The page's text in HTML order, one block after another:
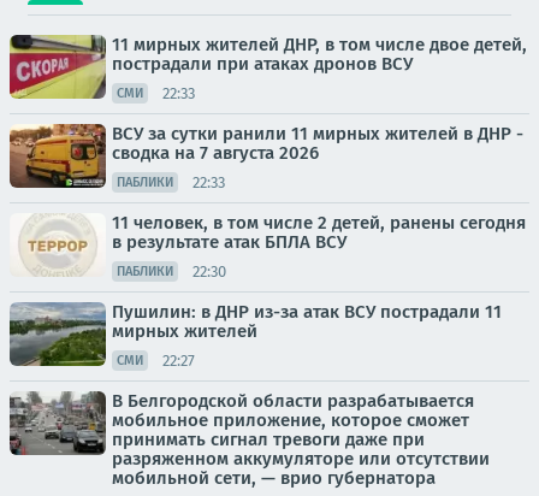
11 мирных жителей ДНР, в том числе двое детей,
пострадали при атаках дронов ВСУ
СМИ 22:33
ВСУ за сутки ранили 11 мирных жителей в ДНР -
сводка на 7 августа 2026
ПАБЛИКИ 22:33
11 человек, в том числе 2 детей, ранены сегодня
в результате атак БПЛА ВСУ
ПАБЛИКИ 22:30
Пушилин: в ДНР из-за атак ВСУ пострадали 11
мирных жителей
СМИ 22:27
В Белгородской области разрабатывается
мобильное приложение, которое сможет
принимать сигнал тревоги даже при
разряженном аккумуляторе или отсутствии
мобильной сети, — врио губернатора